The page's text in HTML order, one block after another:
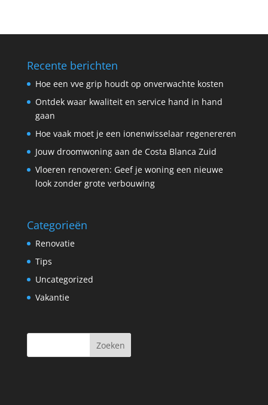
Recente berichten
Hoe een vve grip houdt op onverwachte kosten
Ontdek waar kwaliteit en service hand in hand
gaan
Hoe vaak moet je een ionenwisselaar regenereren
Jouw droomwoning aan de Costa Blanca Zuid
Vloeren renoveren: Geef je woning een nieuwe
look zonder grote verbouwing
Categorieën
Renovatie
Tips
Uncategorized
Vakantie